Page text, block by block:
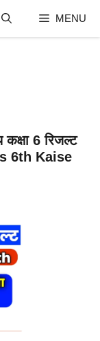
MENU
6 रिजल्ट
6th Kaise